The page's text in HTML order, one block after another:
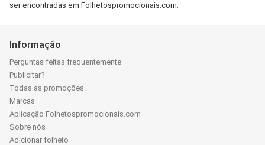
ser encontradas em Folhetospromocionais.com.
Informação
Perguntas feitas frequentemente
Publicitar?
Todas as promoções
Marcas
Aplicação Folhetospromocionais.com
Sobre nós
Adicionar folheto